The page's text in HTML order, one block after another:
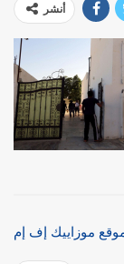
أنشر
موزاييك إف إم